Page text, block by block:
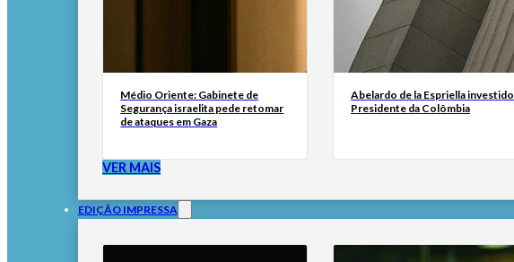
Médio Oriente: Gabinete de
Segurança israelita pede retomar
de ataques em Gaza
Abelardo de la Espriella investido
Presidente da Colômbia
VER MAIS
EDIÇÃO IMPRESSA